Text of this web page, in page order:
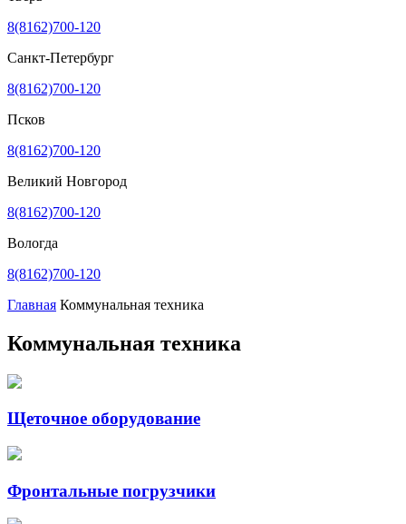
8(8162)700-120
Санкт-Петербург
8(8162)700-120
Псков
8(8162)700-120
Великий Новгород
8(8162)700-120
Вологда
8(8162)700-120
Главная Коммунальная техника
Коммунальная техника
Щеточное оборудование
Фронтальные погрузчики